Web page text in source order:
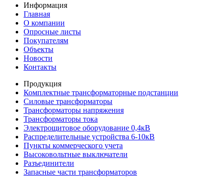
Информация
Главная
О компании
Опросные листы
Покупателям
Объекты
Новости
Контакты
Продукция
Комплектные трансформаторные подстанции
Силовые трансформаторы
Трансформаторы напряжения
Трансформаторы тока
Электрощитовое оборудование 0,4кВ
Распределительные устройства 6-10кВ
Пункты коммерческого учета
Высоковольтные выключатели
Разъединители
Запасные части трансформаторов